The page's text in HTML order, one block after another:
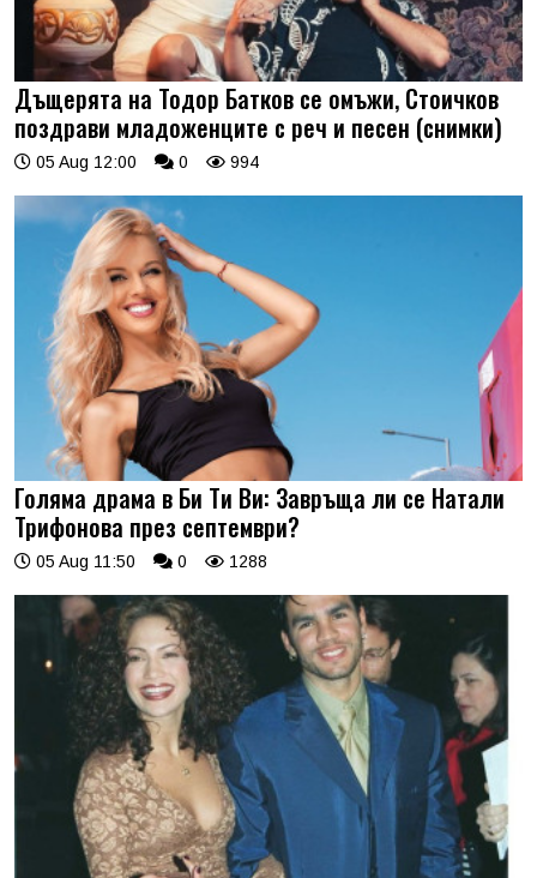
Дъщерята на Тодор Батков се омъжи, Стоичков
поздрави младоженците с реч и песен (снимки)
05 Aug 12:00 0 994
Голяма драма в Би Ти Ви: Завръща ли се Натали
Трифонова през септември?
05 Aug 11:50 0 1288